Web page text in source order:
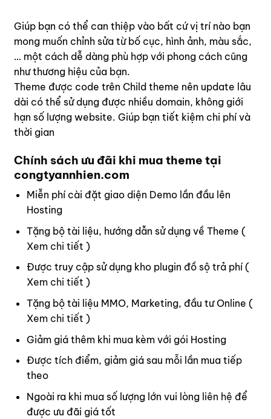
Giúp bạn có thể can thiệp vào bất cứ vị trí nào bạn
mong muốn chỉnh sửa từ bố cục, hình ảnh, màu sắc,
… một cách dễ dàng phù hợp với phong cách cũng
như thương hiệu của bạn.
Theme được code trên Child theme nên update lâu
dài có thể sử dụng được nhiều domain, không giới
hạn số lượng website. Giúp bạn tiết kiệm chi phí và
thời gian
Chính sách ưu đãi khi mua theme tại
congtyannhien.com
Miễn phí cài đặt giao diện Demo lần đầu lên
Hosting
Tặng bộ tài liệu, hướng dẫn sử dụng về Theme (
Xem chi tiết )
Được truy cập sử dụng kho plugin đồ sộ trả phí (
Xem chi tiết )
Tặng bộ tài liệu MMO, Marketing, đầu tư Online (
Xem chi tiết )
Giảm giá thêm khi mua kèm với gói Hosting
Được tích điểm, giảm giá sau mỗi lần mua tiếp
theo
Ngoài ra khi mua số lượng lớn vui lòng liên hệ để
được ưu đãi giá tốt